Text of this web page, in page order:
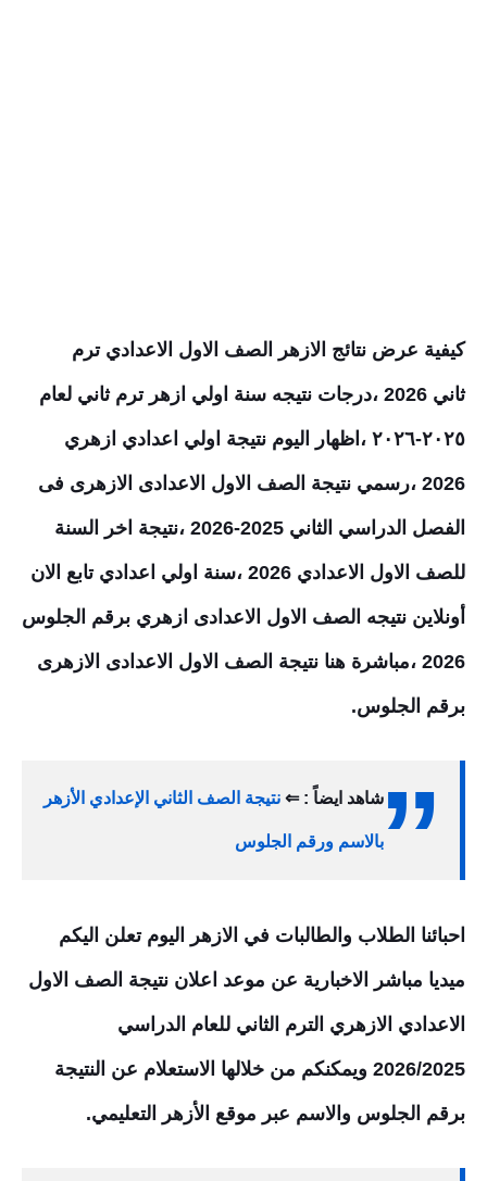
كيفية عرض نتائج الازهر الصف الاول الاعدادي ترم
ثاني 2026 ،درجات نتيجه سنة اولي ازهر ترم ثاني لعام
٢٠٢٥-٢٠٢٦ ،اظهار اليوم نتيجة اولي اعدادي ازهري
2026 ،رسمي نتيجة الصف الاول الاعدادى الازهرى فى
الفصل الدراسي الثاني 2025-
2026 ،نتيجة اخر السنة
للصف الاول الاعدادي 2026 ،سنة اولي اعدادي تابع الان
أونلاين نتيجه الصف الاول الاعدادى ازهري برقم الجلوس
2026 ،مباشرة هنا نتيجة الصف الاول الاعدادى الازهرى
برقم الجلوس.
شاهد ايضاً : ⇐ نتيجة الصف الثاني الإعدادي الأزهر
بالاسم ورقم الجلوس
احبائنا الطلاب والطالبات في الازهر اليوم تعلن اليكم
ميديا مباشر الاخبارية عن موعد اعلان نتيجة الصف الاول
الاعدادي الازهري الترم الثاني للعام الدراسي
2026 /2025 ويمكنكم من خلالها الاستعلام عن النتيجة
برقم الجلوس والاسم عبر موقع الأزهر التعليمي.